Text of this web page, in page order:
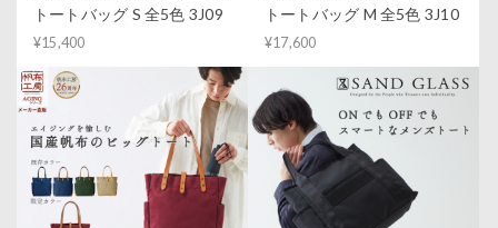
トートバッグ S 全5色 3J09
¥15,400
トートバッグ M 全5色 3J10
¥17,600